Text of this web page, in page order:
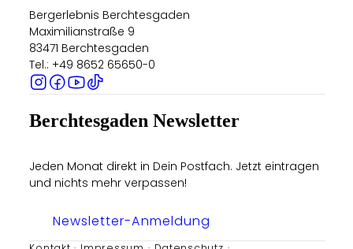
Bergerlebnis Berchtesgaden
Maximilianstraße 9
83471 Berchtesgaden
Tel.: +49 8652 65650-0
Berchtesgaden Newsletter
Jeden Monat direkt in Dein Postfach. Jetzt eintragen
und nichts mehr verpassen!
Newsletter-Anmeldung